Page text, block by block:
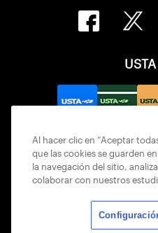
Al hacer clic en “Aceptar
que las cookies se guarden
la navegación del sitio,
colaborar con nuestros